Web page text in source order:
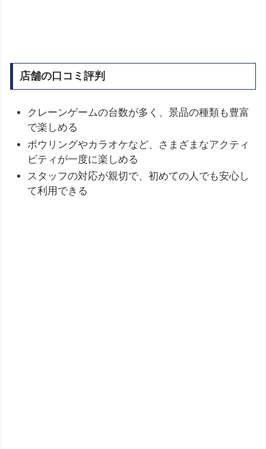
店舗の口コミ評判
クレーンゲームの台数が多く、景品の種類も豊富
で楽しめる
ボウリングやカラオケなど、さまざまなアクティ
ビティが一度に楽しめる
スタッフの対応が親切で、初めての人でも安心し
て利用できる